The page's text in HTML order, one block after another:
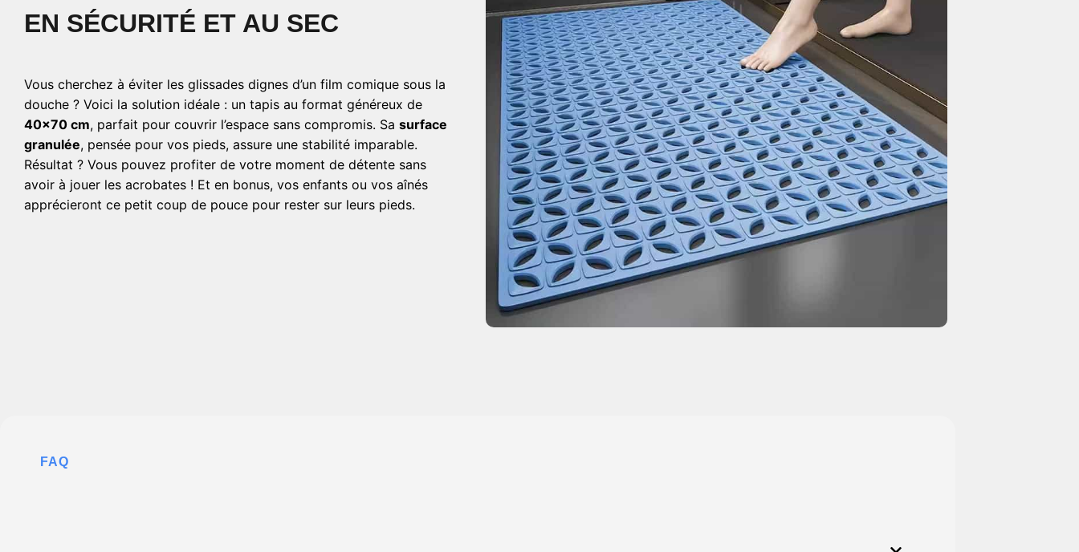
EN SÉCURITÉ ET AU SEC
Vous cherchez à éviter les glissades dignes d’un film comique sous la
douche ? Voici la solution idéale : un tapis au format généreux de
40×70 cm, parfait pour couvrir l’espace sans compromis. Sa surface
granulée, pensée pour vos pieds, assure une stabilité imparable.
Résultat ? Vous pouvez profiter de votre moment de détente sans
avoir à jouer les acrobates ! Et en bonus, vos enfants ou vos aînés
apprécieront ce petit coup de pouce pour rester sur leurs pieds.
FAQ